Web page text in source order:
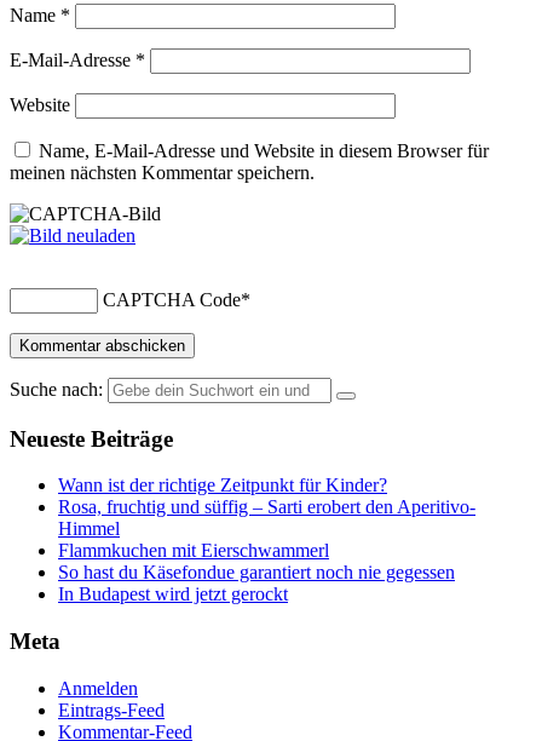
Name *
E-Mail-Adresse *
Website
Name, E-Mail-Adresse und Website in diesem Browser für
meinen nächsten Kommentar speichern.
CAPTCHA Code*
Suche nach:
Neueste Beiträge
Wann ist der richtige Zeitpunkt für Kinder?
Rosa, fruchtig und süffig – Sarti erobert den Aperitivo-
Himmel
Flammkuchen mit Eierschwammerl
So hast du Käsefondue garantiert noch nie gegessen
In Budapest wird jetzt gerockt
Meta
Anmelden
Eintrags-Feed
Kommentar-Feed